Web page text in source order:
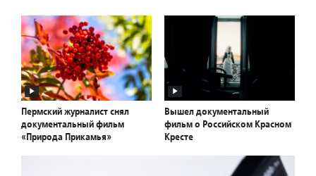
Пермский журналист снял
документальный фильм
«Природа Прикамья»
Вышел документальный
фильм о Российском Красном
Кресте